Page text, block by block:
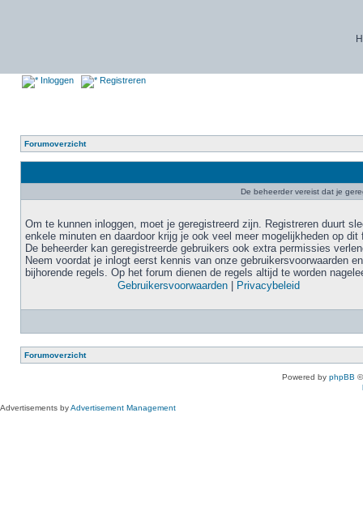
Inloggen Registreren
Forumoverzicht
De beheerder vereist dat je
Om te kunnen inloggen, moet je geregistreerd zijn. Registreren duurt
enkele minuten en daardoor krijg je ook veel meer mogelijkheden op dit
De beheerder kan geregistreerde gebruikers ook extra permissies
Neem voordat je inlogt eerst kennis van onze gebruikersvoorwaarden en
bijhorende regels. Op het forum dienen de regels altijd te worden
Gebruikersvoorwaarden
Privacybeleid
Forumoverzicht
Powered by phpBB
Advertisements byAdvertisement Management